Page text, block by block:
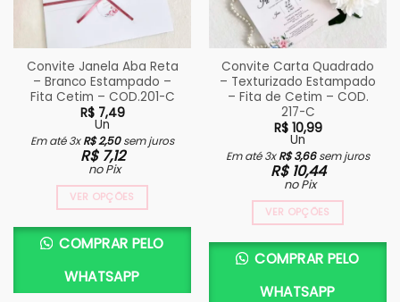
Convite Janela Aba Reta
– Branco Estampado –
Fita Cetim – COD.201-C
R$7,49
Un
Em até 3xR$2,50sem juros
R$7,12
no Pix
VER OPÇÕES
COMPRAR PELO
WHATSAPP
Convite Carta Quadrado
– Texturizado Estampado
– Fita de Cetim – COD.
217-C
R$10,99
Un
Em até 3xR$3,66sem juros
R$10,44
no Pix
VER OPÇÕES
COMPRAR PELO
WHATSAPP